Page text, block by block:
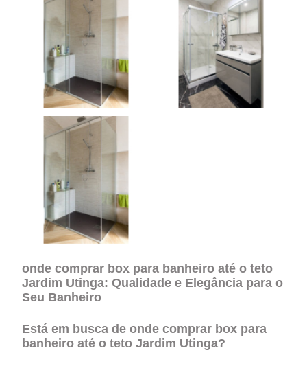
onde comprar box para banheiro até o teto
Jardim Utinga: Qualidade e Elegância para o
Seu Banheiro
Está em busca de onde comprar box para
banheiro até o teto Jardim Utinga?